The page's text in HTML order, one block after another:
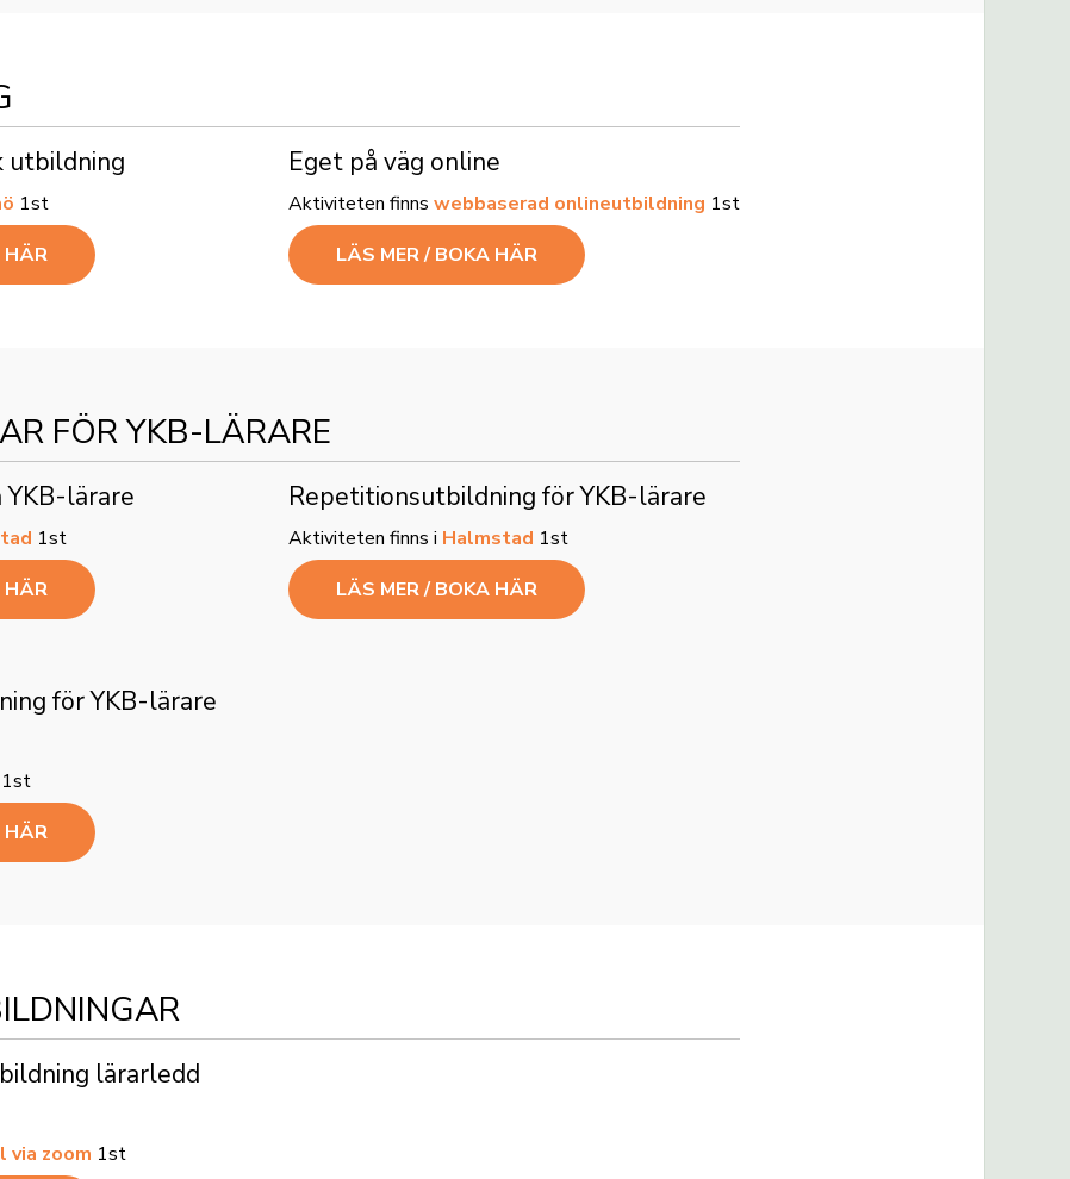
utbildning
1st
HÄR
Eget på väg online
Aktiviteten finns webbaserad onlineutbildning 1st
LÄS MER / BOKA HÄR
FÖR YKB-LÄRARE
YKB-lärare
1st
HÄR
Repetitionsutbildning för YKB-lärare
Aktiviteten finns i Halmstad 1st
LÄS MER / BOKA HÄR
1st
HÄR
via zoom 1st